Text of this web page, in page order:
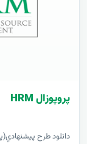
پروپوزال HRM